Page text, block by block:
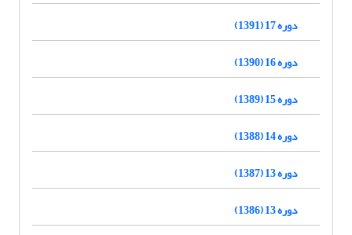
دوره 17 (1391)
دوره 16 (1390)
دوره 15 (1389)
دوره 14 (1388)
دوره 13 (1387)
دوره 13 (1386)